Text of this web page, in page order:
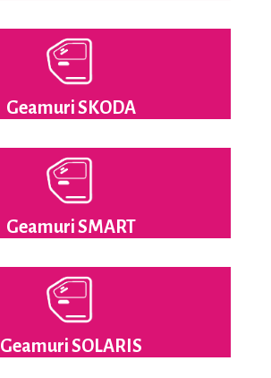
Geamuri SKODA
Geamuri SMART
Geamuri SOLARIS